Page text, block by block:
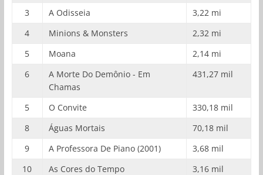
3
A Odisseia
3,22 mi
4
Minions & Monsters
2,32 mi
5
Moana
2,14 mi
6
A Morte Do Demônio - Em
Chamas
431,27 mil
5 O Convite
330,18 mil
8
Águas Mortais
70,18 mil
9
A Professora De Piano (2001)
3,68 mil
10
As Cores do Tempo 3,16 mil